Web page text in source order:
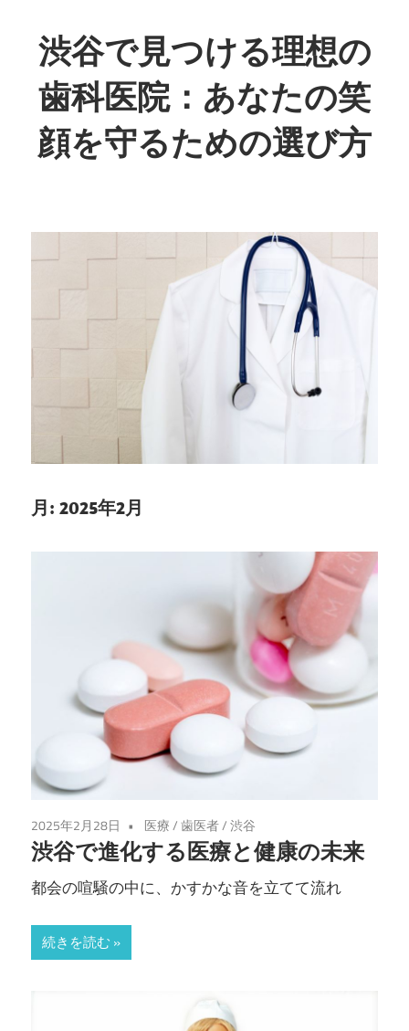
ン
テ
ン
ツ
へ
渋谷で見つける理想の
歯科医院：あなたの笑
顔を守るための選び方
た
の
り
ま
す。
信
未
来
明
る
く。
月: 2025年2月
2025年2月28日 医療/歯医者/渋谷
渋谷で進化する医療と健康の未来
都会の喧騒の中に、かすかな音を立てて流れ
続きを読む